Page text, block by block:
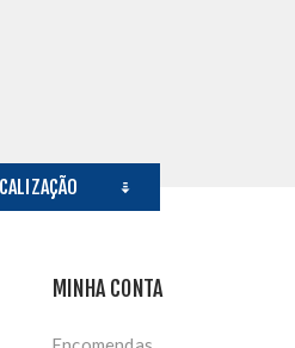
MINHA CONTA